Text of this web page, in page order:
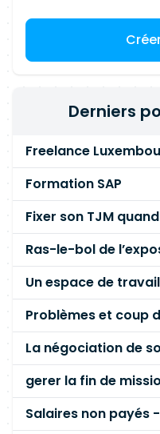
Derniers
Freelance
Formation SAP
Problèmes et coup
La négociation de
gerer la fin de
Salaires non payés